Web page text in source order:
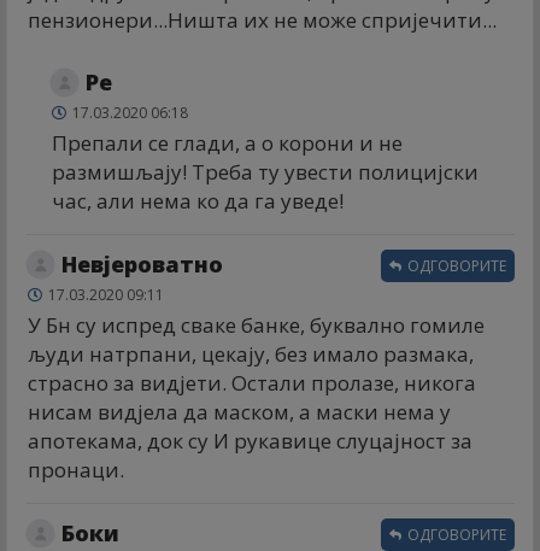
пензионери...Ништа их не може спријечити...
Ре
17.03.2020 06:18
Препали се глади, а о корони и не
размишљају! Треба ту увести полицијски
час, али нема ко да га уведе!
Невјероватно
17.03.2020 09:11
У Бн су испред сваке банке, буквално гомиле
људи натрпани, цекају, без имало размака,
страсно за видјети. Остали пролазе, никога
нисам видјела да маском, а маски нема у
апотекама, док су И рукавице слуцајност за
пронаци.
ОДГОВОРИТЕ
Боки ОДГОВОРИТЕ